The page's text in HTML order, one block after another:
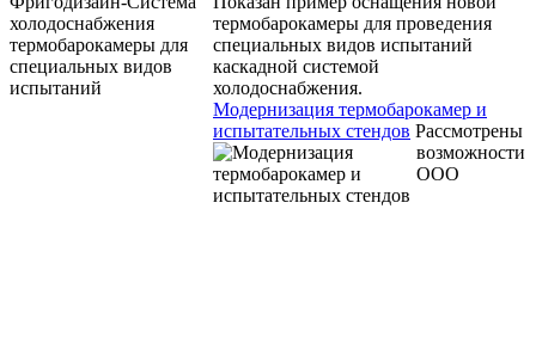
термобарокамеры для проведения
специальных видов испытаний
каскадной системой
холодоснабжения.
Модернизация термобарокамер и
испытательных стендов Рассмотрены
возможности
ООО